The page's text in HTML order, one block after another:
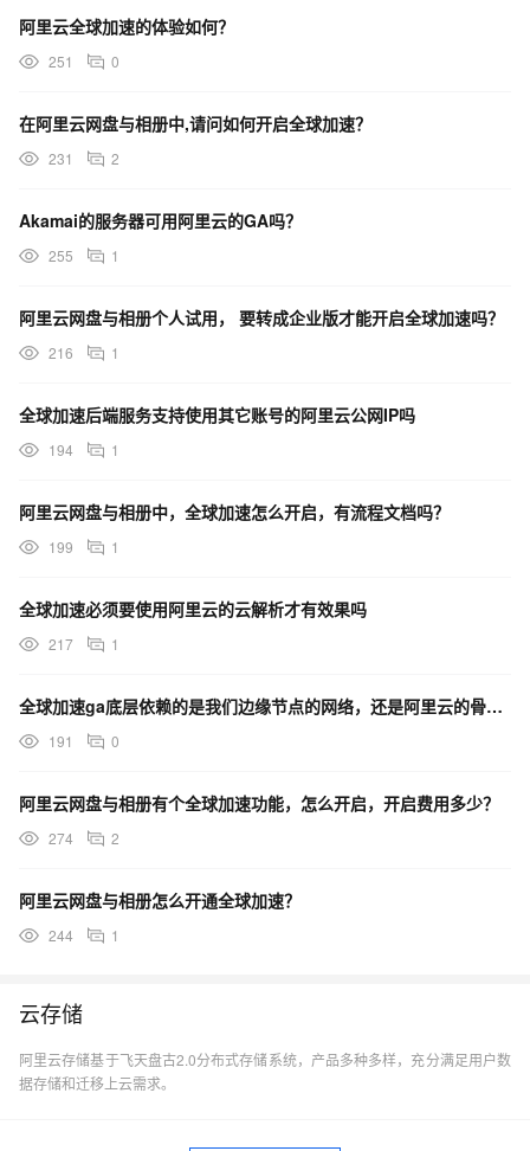
阿里云全球加速的体验如何？
251 0
在阿里云网盘与相册中,请问如何开启全球加速？
231 2
Akamai的服务器可用阿里云的GA吗？
255 1
阿里云网盘与相册个人试用， 要转成企业版才能开启全球加速吗？
216 1
全球加速后端服务支持使用其它账号的阿里云公网IP吗
194 1
阿里云网盘与相册中，全球加速怎么开启，有流程文档吗？
199 1
全球加速必须要使用阿里云的云解析才有效果吗
217 1
全球加速ga底层依赖的是我们边缘节点的网络，还是阿里云的骨干内网啊
191 0
阿里云网盘与相册有个全球加速功能，怎么开启，开启费用多少？
274 2
阿里云网盘与相册怎么开通全球加速？
244 1
云存储
阿里云存储基于飞天盘古2.0分布式存储系统，产品多种多样，充分满足用户数
据存储和迁移上云需求。